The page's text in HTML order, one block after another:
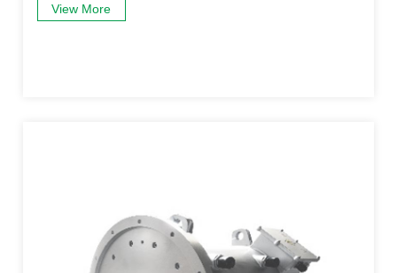
View More